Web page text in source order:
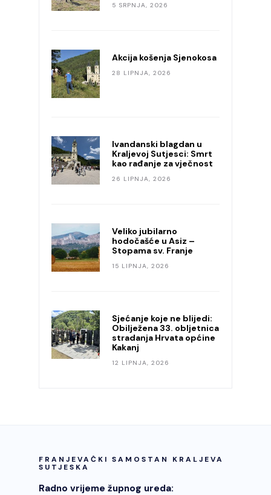
5 SRPNJA, 2026
Akcija košenja Sjenokosa
28 LIPNJA, 2026
Ivandanski blagdan u
Kraljevoj Sutjesci: Smrt
kao rađanje za vječnost
26 LIPNJA, 2026
Veliko jubilarno
hodočašće u Asiz –
Stopama sv. Franje
15 LIPNJA, 2026
Sjećanje koje ne blijedi:
Obilježena 33. obljetnica
stradanja Hrvata općine
Kakanj
12 LIPNJA, 2026
FRANJEVAČKI SAMOSTAN KRALJEVA
SUTJESKA
Radno vrijeme župnog ureda: